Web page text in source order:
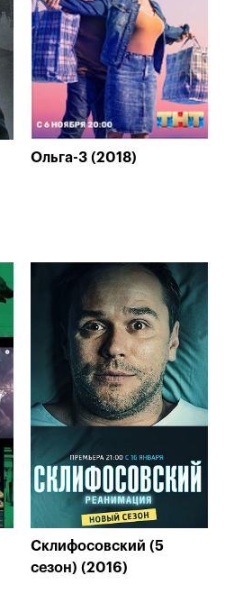
Ольга-3 (2018)
Склифосовский (5
сезон) (2016)